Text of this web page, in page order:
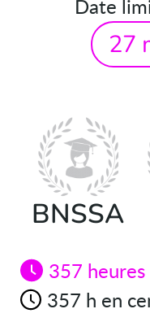
Date
27
BNSSA
357 heures
357 h en